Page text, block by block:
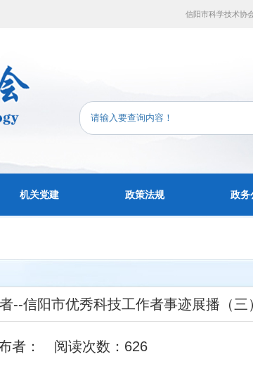
信阳市科学技术协
机关党建 政策法规 政务
--信阳市优秀科技工作者事迹展播（三
者： 阅读次数： 626